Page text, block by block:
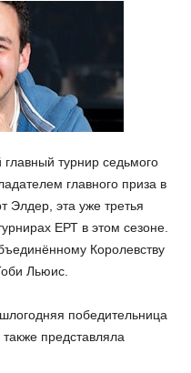
турнир седьмого
главного приза в
Элдер, эта уже третья
ЕРТ в этом сезоне.
Королевству
Льюис.
победительница
представляла